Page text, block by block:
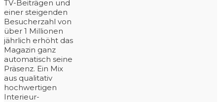
TV-Beiträgen und
einer steigenden
Besucherzahl von
über 1 Millionen
jährlich erhöht das
Magazin ganz
automatisch seine
Präsenz. Ein Mix
aus qualitativ
hochwertigen
Interieur-